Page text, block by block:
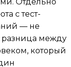
с тест-
— не
разница между
который